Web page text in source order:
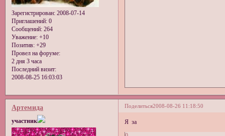
Зарегистрирован: 2008-07-14
Приглашений:0
Сообщений:264
Уважение: +10
Позитив: +29
Провел на форуме:
2 дня 3 часа
Последний визит:
2008-08-25 16:03:03
Поделиться2008-08-26 11:18:50
Артемида
участник
Я за